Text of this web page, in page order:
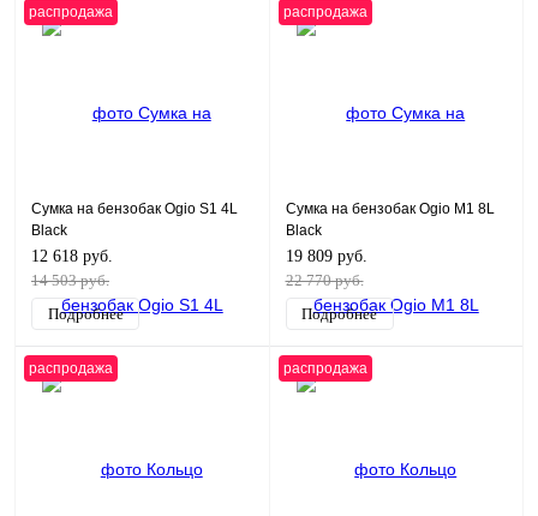
распродажа
Сумка на бензобак Ogio S1 4L
Black
12 618 руб.
14 503 руб.
Подробнее
распродажа
Сумка на бензобак Ogio M1 8L
Black
19 809 руб.
22 770 руб.
Подробнее
распродажа распродажа